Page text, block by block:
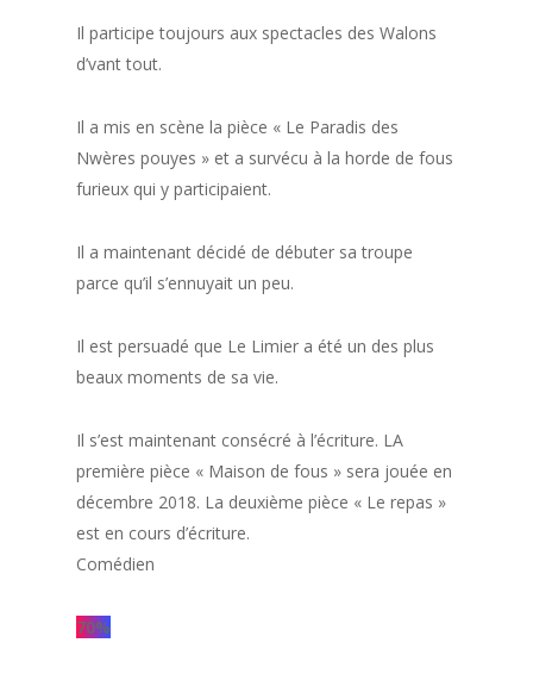
Il participe toujours aux spectacles des Walons
d’vant tout.
Il a mis en scène la pièce « Le Paradis des
Nwères pouyes » et a survécu à la horde de fous
furieux qui y participaient.
Il a maintenant décidé de débuter sa troupe
parce qu’il s’ennuyait un peu.
Il est persuadé que Le Limier a été un des plus
beaux moments de sa vie.
Il s’est maintenant consécré à l’écriture. LA
première pièce « Maison de fous » sera jouée en
décembre 2018. La deuxième pièce « Le repas »
est en cours d’écriture.
Comédien
70%